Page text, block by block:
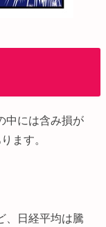
中には含み損が
ます。
、日経平均は騰